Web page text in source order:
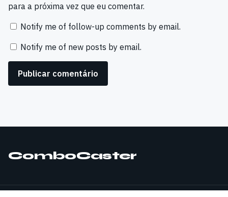
para a próxima vez que eu comentar.
Notify me of follow-up comments by email.
Notify me of new posts by email.
ComboCaster